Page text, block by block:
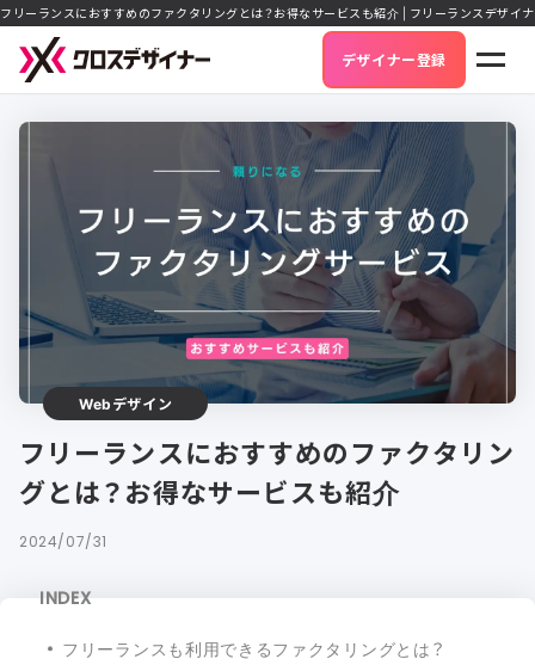
フリーランスにおすすめのファクタリングとは？お得なサービスも紹介 | フリーランスデザイ
デザイナー登録
Webデザイン
フリーランスにおすすめのファクタリン
グとは？お得なサービスも紹介
2024/07/31
INDEX
フリーランスも利用できるファクタリングとは？